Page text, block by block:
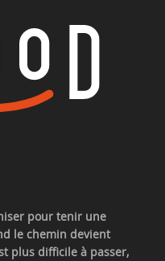
pour tenir une
le chemin devient
plus difficile à passer,